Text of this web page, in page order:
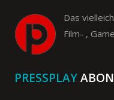
Das
Film- ,
PRESSPLAY